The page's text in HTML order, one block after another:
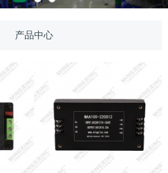
产品中心